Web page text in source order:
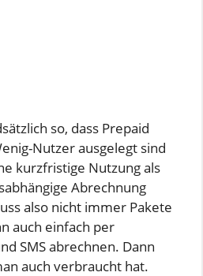
so, dass Prepaid
Nutzer ausgelegt sind
kurzfristige Nutzung als
Abrechnung
also nicht immer Pakete
auch einfach per
SMS abrechnen. Dann
auch verbraucht hat.